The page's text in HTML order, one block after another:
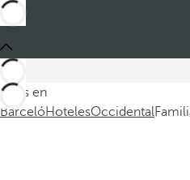
Estás en
BarcelóHotelesOccidental